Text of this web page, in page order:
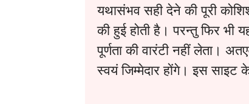
यथासंभव सही देने की पूरी
की हुई होती है। परन्तु फिर भी
पूर्णता की वारंटी नहीं लेता।
स्वयं जिम्मेदार होंगे। इस साइट के